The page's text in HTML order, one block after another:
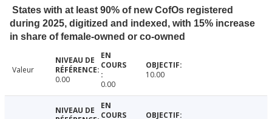
States with at least 90% of new CofOs registered
during 2025, digitized and indexed, with 15% increase
in share of female-owned or co-owned
Valeur
0.00
0.00
10.00